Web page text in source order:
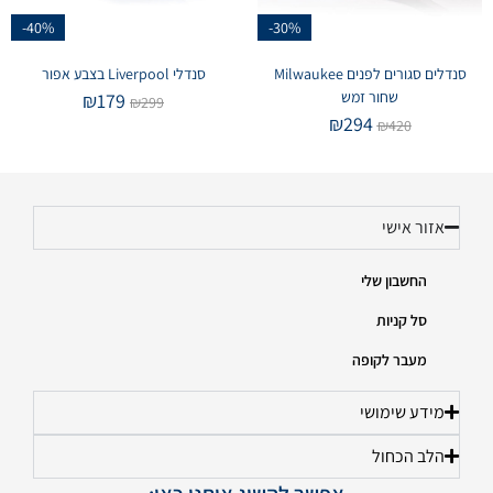
-30%
סנדלים סגורים לפנים Milwaukee
שחור זמש
₪420
₪294
-40%
סנדלי Liverpool בצבע אפור
₪299
₪179
אזור אישי
החשבון שלי
סל קניות
מעבר לקופה
מידע שימושי
הלב הכחול